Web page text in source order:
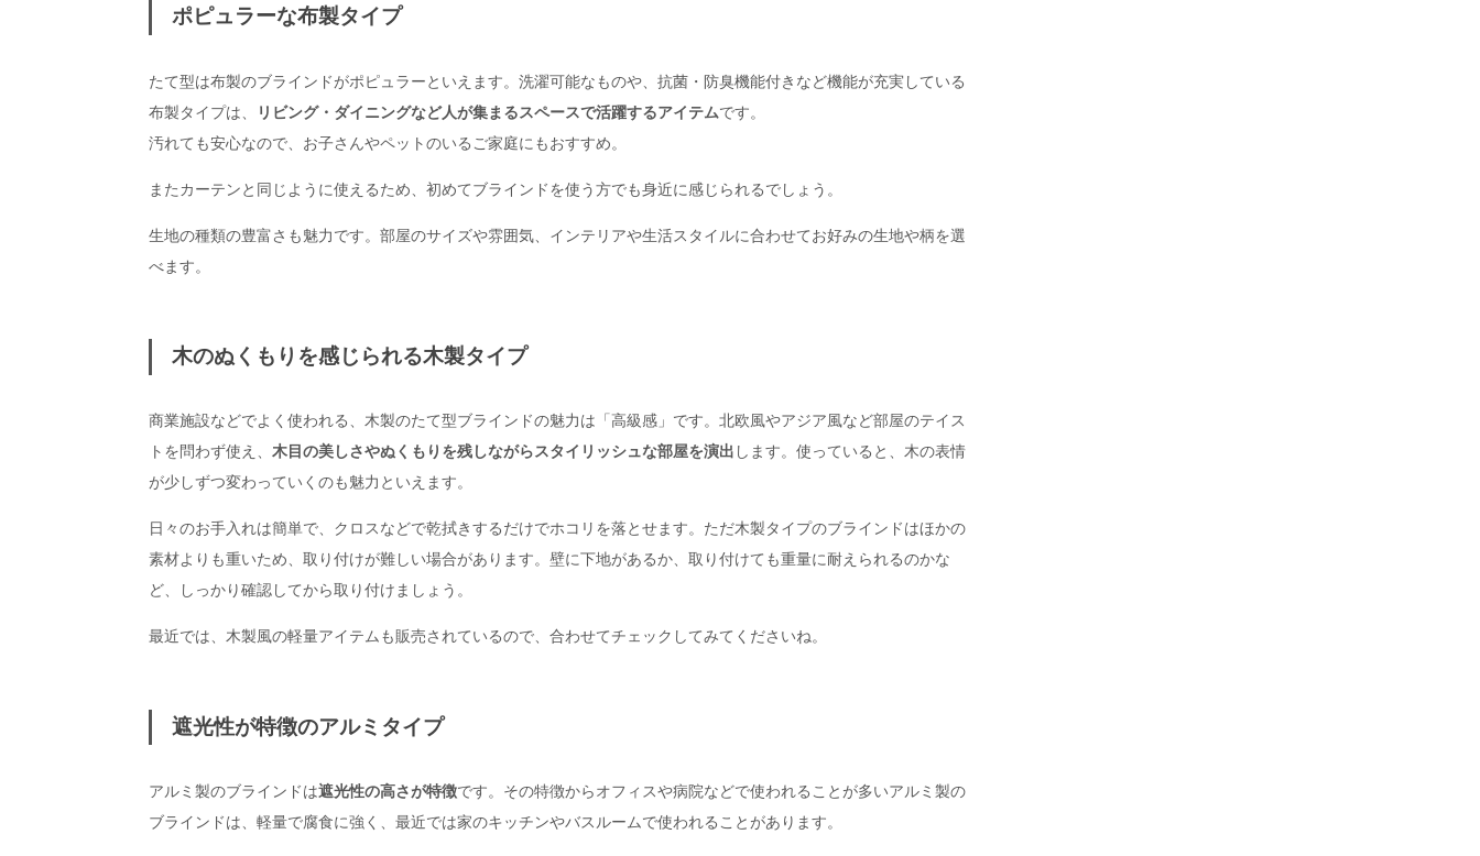
ポピュラーな布製タイプ
たて型は布製のブラインドがポピュラーといえます。洗濯可能なものや、抗菌・防臭機能付きなど機能が充実している
布製タイプは、
リビング・ダイニングなど人が集まるスペースで活躍するアイテムです。
汚れても安心なので、お子さんやペットのいるご家庭にもおすすめ。
またカーテンと同じように使えるため、初めてブラインドを使う方でも身近に感じられるでしょう。
生地の種類の豊富さも魅力です。部屋のサイズや雰囲気、インテリアや生活スタイルに合わせてお好みの生地や柄を選
べます。
木のぬくもりを感じられる木製タイプ
商業施設などでよく使われる、木製のたて型ブラインドの魅力は「高級感」です。北欧風やアジア風など部屋のテイス
トを問わず使え、 木目の美しさやぬくもりを残しながらスタイリッシュな部屋を演出 します。使っていると、木の表情
が少しずつ変わっていくのも魅力といえます。
日々のお手入れは簡単で、クロスなどで乾拭きするだけでホコリを落とせます。ただ木製タイプのブラインドはほかの
素材よりも重いため、取り付けが難しい場合があります。壁に下地があるか、取り付けても重量に耐えられるのかな
ど、しっかり確認してから取り付けましょう。
最近では、木製風の軽量アイテムも販売されているので、合わせてチェックしてみてくださいね。
遮光性が特徴のアルミタイプ
アルミ製のブラインドは遮光性の高さが特徴です。その特徴からオフィスや病院などで使われることが多いアルミ製の
ブラインドは、軽量で腐食に強く、最近では家のキッチンやバスルームで使われることがあります。